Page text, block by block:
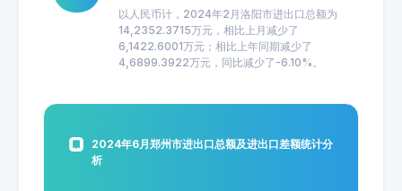
以人民币计，2024年2月洛阳市进出口总额为
14,2352.3715万元，相比上月减少了
6,1422.6001万元；相比上年同期减少了
4,6899.3922万元，同比减少了-6.10%。
2024年6月郑州市进出口总额及进出口差额统计分
析